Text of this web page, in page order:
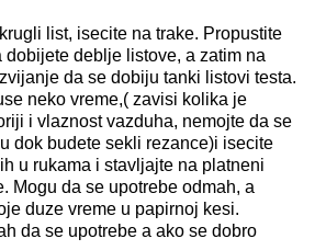
list, isecite na trake. Propustite
dobijete deblje listove, a zatim na
da se dobiju tanki listovi testa.
neko vreme,( zavisi kolika je
i vlaznost vazduha, nemojte da se
dok budete sekli rezance)i isecite
u rukama i stavljajte na platneni
Mogu da se upotrebe odmah, a
duze vreme u papirnoj kesi.
da se upotrebe a ako se dobro